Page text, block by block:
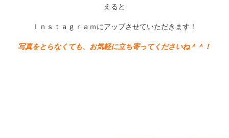
えると
Ｉｎｓｔａｇｒａｍにアップさせていただきます！
写真をとらなくても、お気軽に立ち寄ってくださいね＾＾！